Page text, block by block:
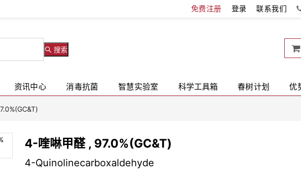
免费注册 登录 联系我们
搜索
资讯中心 消毒抗菌 智慧实验室 科学工具箱 春树计划 优
4-喹啉甲醛 , 97.0%(GC&T)
4-Quinolinecarboxaldehyde